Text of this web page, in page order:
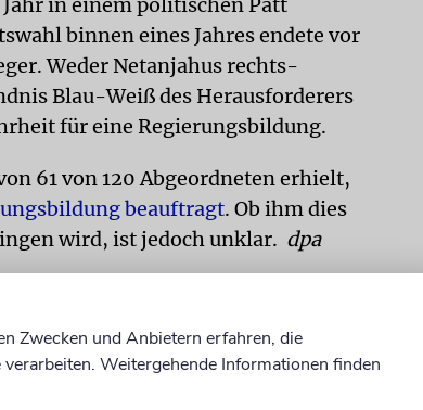
binnen eines Jahres endete vor
Weder Netanjahus rechts-
Blau-Weiß des Herausforderers
für eine Regierungsbildung.
61 von 120 Abgeordneten erhielt,
beauftragt. Ob ihm dies
wird, ist jedoch unklar. dpa
Zwecken und Anbietern erfahren, die
Weitergehende Informationen finden